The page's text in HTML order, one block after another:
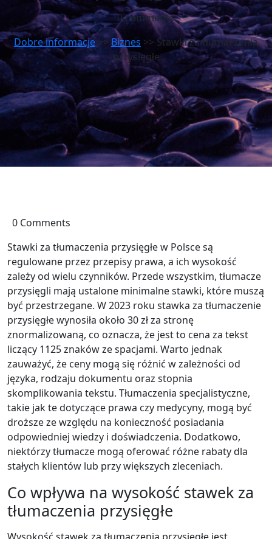
0 comments
Dobre informacje>>Biznes >> Stawki za tłumaczenia
przysięgłe
0 Comments
Stawki za tłumaczenia przysięgłe w Polsce są
regulowane przez przepisy prawa, a ich wysokość
zależy od wielu czynników. Przede wszystkim, tłumacze
przysięgli mają ustalone minimalne stawki, które muszą
być przestrzegane. W 2023 roku stawka za tłumaczenie
przysięgłe wynosiła około 30 zł za stronę
znormalizowaną, co oznacza, że jest to cena za tekst
liczący 1125 znaków ze spacjami. Warto jednak
zauważyć, że ceny mogą się różnić w zależności od
języka, rodzaju dokumentu oraz stopnia
skomplikowania tekstu. Tłumaczenia specjalistyczne,
takie jak te dotyczące prawa czy medycyny, mogą być
droższe ze względu na konieczność posiadania
odpowiedniej wiedzy i doświadczenia. Dodatkowo,
niektórzy tłumacze mogą oferować różne rabaty dla
stałych klientów lub przy większych zleceniach.
Co wpływa na wysokość stawek za
tłumaczenia przysięgłe